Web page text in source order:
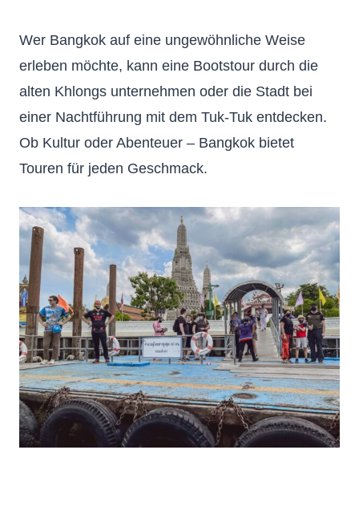
Wer Bangkok auf eine ungewöhnliche Weise
erleben möchte, kann eine Bootstour durch die
alten Khlongs unternehmen oder die Stadt bei
einer Nachtführung mit dem Tuk-Tuk entdecken.
Ob Kultur oder Abenteuer – Bangkok bietet
Touren für jeden Geschmack.